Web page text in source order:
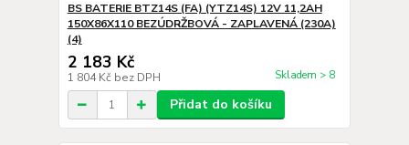
BS BATERIE BTZ14S (FA) (YTZ14S) 12V 11,2AH
150X86X110 BEZÚDRŽBOVÁ - ZAPLAVENÁ (230A)
(4)
2 183 Kč
1 804 Kč bez DPH Skladem > 8
Přidat do košíku